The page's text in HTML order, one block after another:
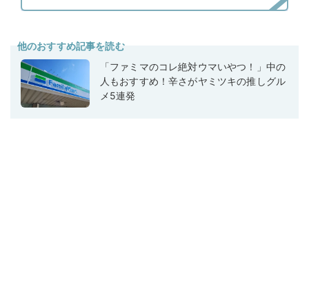
他のおすすめ記事を読む
「ファミマのコレ絶対ウマいやつ！」中の
人もおすすめ！辛さがヤミツキの推しグル
メ5連発